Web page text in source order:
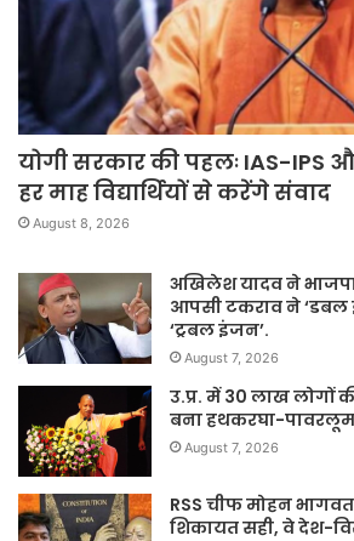
योगी सरकार की पहलः IAS-IPS
हर माह विद्यार्थियों से करेंगे संवाद
August 8, 2026
अखिलेश यादव ने
आपसी टकराव ने ‘डबल
‘ट्रबल इंजन’.
August 7, 2026
उ.प्र. में 30 लाख लोगों
बना हथकरघा-
August 7, 2026
RSS चीफ मोहन
शिकायत सही, वे देश-